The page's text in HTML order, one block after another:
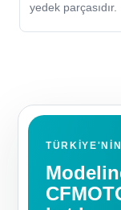
yedek parçasıdır.